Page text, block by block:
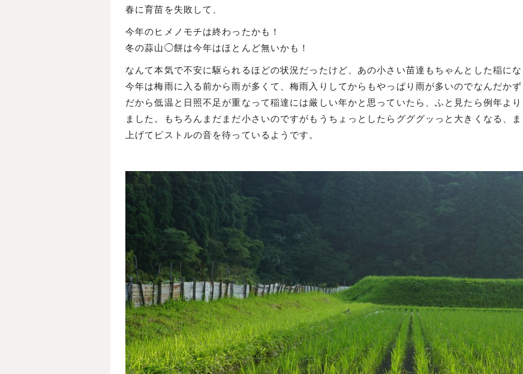
春に育苗を失敗して、
今年のヒメノモチは終わったかも！
冬の蒜山◯餅は今年はほとんど無いかも！
なんて本気で不安に駆られるほどの状況だったけど、あの小さい苗達もちゃんとした稲にな
今年は梅雨に入る前から雨が多くて、梅雨入りしてからもやっぱり雨が多いのでなんだかず
だから低温と日照不足が重なって稲達には厳しい年かと思っていたら、ふと見たら例年よ
ました。もちろんまだまだ小さいのですがもうちょっとしたらグググッっと大きくなる、
上げてピストルの音を待っているようです。